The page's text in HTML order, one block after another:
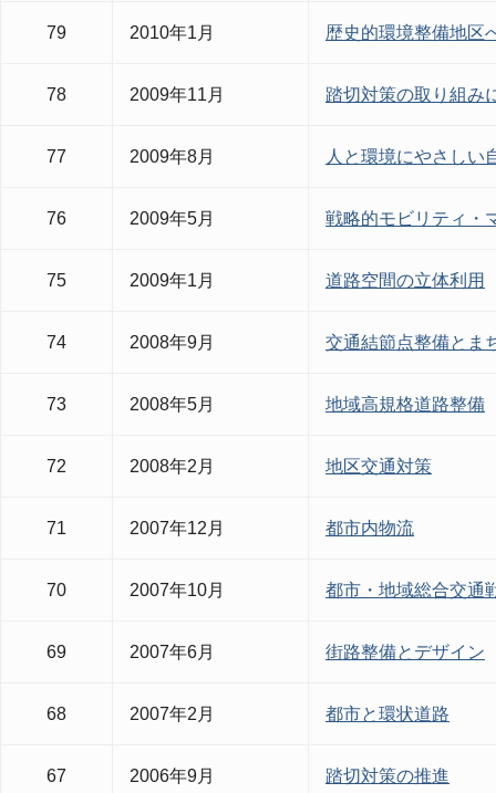
79 2010年1月 歴史的環境整備地区
78 2009年11月 踏切対策の取り組み
77 2009年8月 人と環境にやさしい
76 2009年5月 戦略的モビリティ・
75 2009年1月 道路空間の立体利用
74 2008年9月 交通結節点整備とま
73 2008年5月 地域高規格道路整備
72 2008年2月 地区交通対策
71 2007年12月 都市内物流
70 2007年10月 都市・地域総合交通
69 2007年6月 街路整備とデザイン
68 2007年2月 都市と環状道路
67 2006年9月 踏切対策の推進